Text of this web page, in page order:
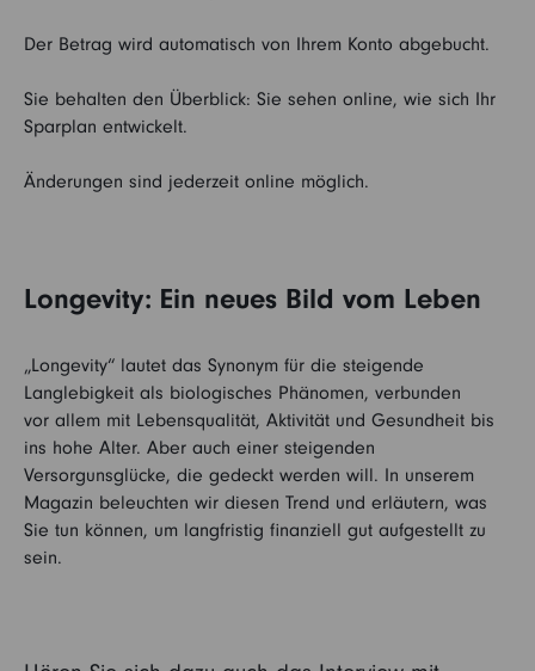
Der Betrag wird automatisch von Ihrem Konto abgebucht.
Sie behalten den Überblick: Sie sehen online, wie sich Ihr
Sparplan entwickelt.
Änderungen sind jederzeit online möglich.
Longevity: Ein neues Bild vom Leben
„Longevity“ lautet das Synonym für die steigende
Langlebigkeit als biologisches Phänomen, verbunden
vor allem mit Lebensqualität, Aktivität und Gesundheit bis
ins hohe Alter. Aber auch einer steigenden
Versorgunsglücke, die gedeckt werden will. In unserem
Magazin beleuchten wir diesen Trend und erläutern, was
Sie tun können, um langfristig finanziell gut aufgestellt zu
sein.